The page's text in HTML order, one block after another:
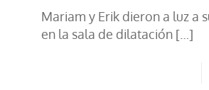
Mariam y Erik dieron a luz a
en la sala de dilatación[…]